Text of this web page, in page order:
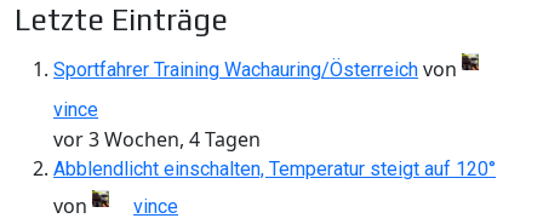
Letzte Einträge
Sportfahrer Training Wachauring/Österreich von
vince
vor 3 Wochen, 4 Tagen
Abblendlicht einschalten, Temperatur steigt auf 120°
von vince